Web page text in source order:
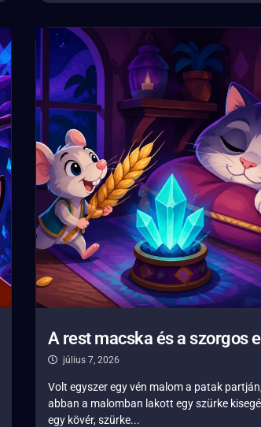
A rest macska és a szorgos
július 7, 2026
Volt egyszer egy vén malom a patak
abban a malomban lakott egy szürke
egy kövér, szürke...